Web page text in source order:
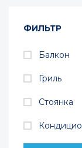
ФИЛЬТР
Балкон
Гриль
Стоянка